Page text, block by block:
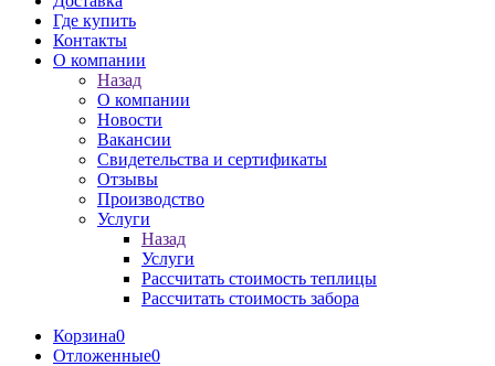
Где купить
Контакты
О компании
Назад
О компании
Новости
Вакансии
Свидетельства и сертификаты
Отзывы
Производство
Услуги
Назад
Услуги
Рассчитать стоимость теплицы
Рассчитать стоимость забора
Корзина0
Отложенные0